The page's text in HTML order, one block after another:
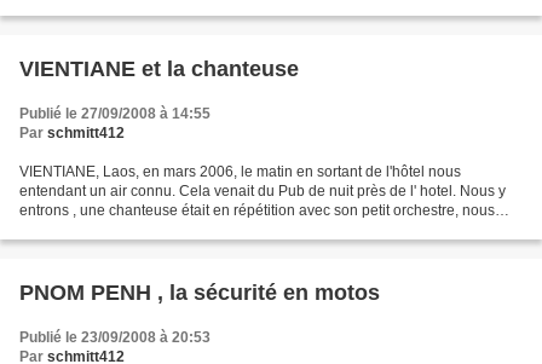
VIENTIANE et la chanteuse
Publié le 27/09/2008 à 14:55
Par schmitt412
VIENTIANE, Laos, en mars 2006, le matin en sortant de l'hôtel nous
entendant un air connu. Cela venait du Pub de nuit près de l' hotel. Nous y
entrons , une chanteuse était en répétition avec son petit orchestre, nous
PNOM PENH , la sécurité en motos
Publié le 23/09/2008 à 20:53
Par schmitt412